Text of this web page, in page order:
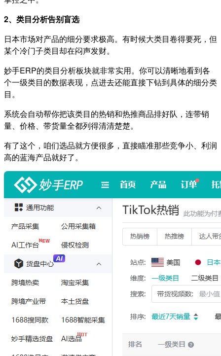
2、类目分析告别盲选
日本市场对产品的细分要求极高。有时候大类目卷得要死，但
某个冷门子类目却在闷声发财。
妙手ERP的类目分析板块就非常实用。你可以清晰地看到各
个一级类目的数据表现，点进去还能直接下钻到具体的细分类
目。
系统会自动帮你把该类目的热销和热推商品排好队，连带销
量、价格、带货量全都列得清清楚楚。
有了这个，咱们选品就方便很多，直接瞄准那些竞争小、利润
高的蓝海产品就好了。